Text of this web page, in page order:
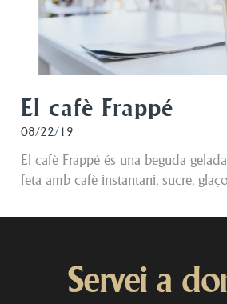
El cafè Frappé
08/22/19
El cafè Frappé és una beguda
feta amb cafè instantani, sucre,
Servei a